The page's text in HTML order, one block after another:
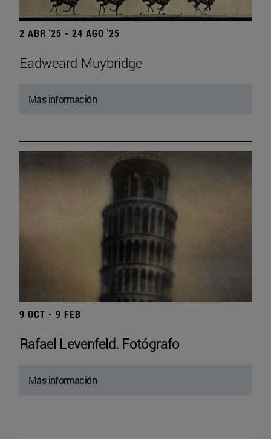
2 ABR '25 - 24 AGO '25
Eadweard Muybridge
Más información
9 OCT - 9 FEB
Rafael Levenfeld. Fotógrafo
Más información